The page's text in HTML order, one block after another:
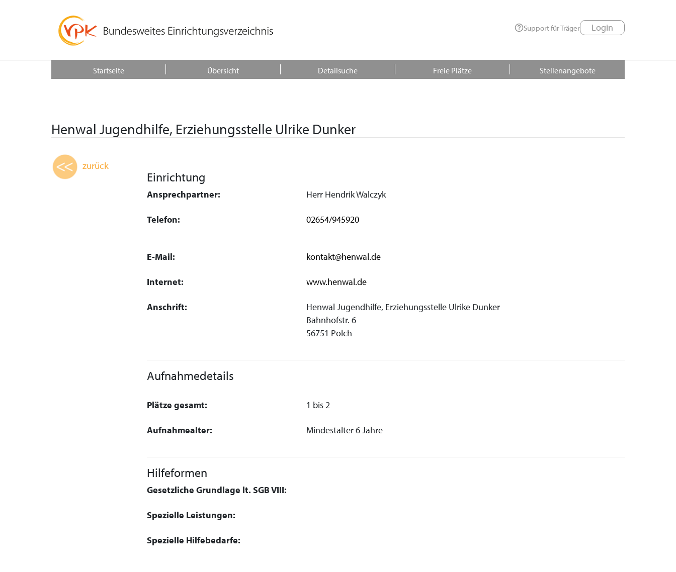
Support für Träger Login
Startseite Übersicht Detailsuche Freie Plätze Stellenangebote
Henwal Jugendhilfe, Erziehungsstelle Ulrike Dunker
zurück
Einrichtung
Ansprechpartner: Herr Hendrik Walczyk
Telefon: 02654/945920
E-Mail: kontakt@henwal.de
Internet: www.henwal.de
Anschrift:
Henwal Jugendhilfe, Erziehungsstelle Ulrike Dunker
Bahnhofstr. 6
56751 Polch
Aufnahmedetails
Plätze gesamt: 1 bis 2
Aufnahmealter: Mindestalter 6 Jahre
Hilfeformen
Gesetzliche Grundlage lt. SGB VIII:
Spezielle Leistungen:
Spezielle Hilfebedarfe: